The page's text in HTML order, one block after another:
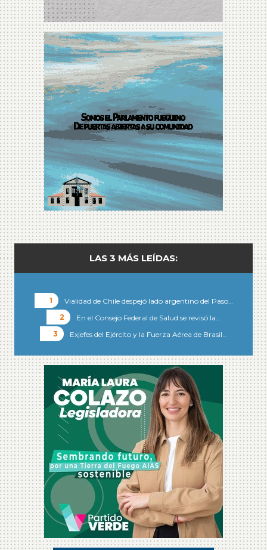
LAS 3 MÁS LEÍDAS:
Vialidad de Chile despejó lado argentino del Paso…
En el Consejo Federal de Salud se revisó la…
Exjefes del Ejército y la Fuerza Aérea de Brasil…